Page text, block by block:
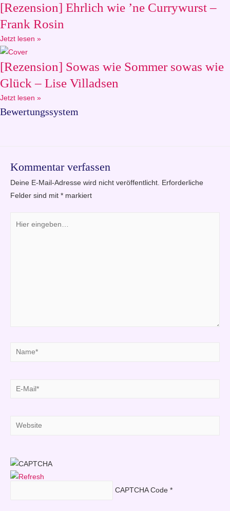
[Rezension] Ehrlich wie ’ne Currywurst –
Frank Rosin
Jetzt lesen »
[Rezension] Sowas wie Sommer sowas wie
Glück – Lise Villadsen
Jetzt lesen »
Bewertungssystem
Kommentar verfassen
Deine E-Mail-Adresse wird nicht veröffentlicht. Erforderliche
Felder sind mit * markiert
Name*
E-
Website
CAPTCHA Code*